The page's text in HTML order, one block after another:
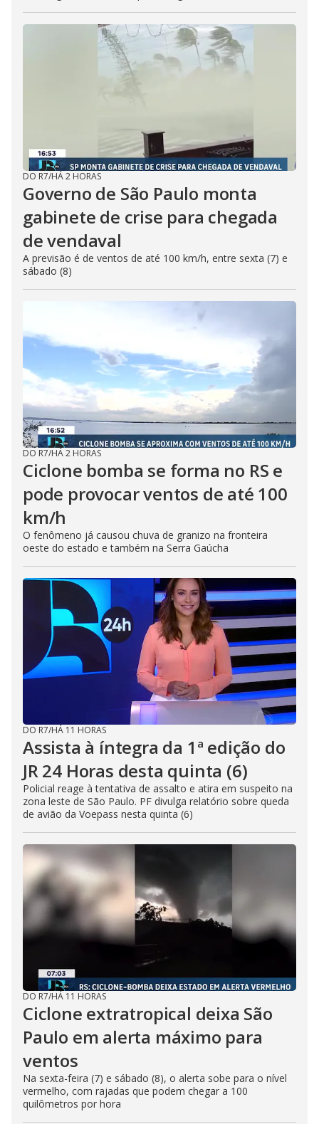
DO R7/HÁ 2 HORAS
Governo de São Paulo monta
gabinete de crise para chegada
de vendaval
A previsão é de ventos de até 100 km/h, entre sexta (7) e
sábado (8)
DO R7/HÁ 2 HORAS
Ciclone bomba se forma no RS e
pode provocar ventos de até 100
km/h
O fenômeno já causou chuva de granizo na fronteira
oeste do estado e também na Serra Gaúcha
DO R7/HÁ 11 HORAS
Assista à íntegra da 1ª edição do
JR 24 Horas desta quinta (6)
Policial reage à tentativa de assalto e atira em suspeito na
zona leste de São Paulo. PF divulga relatório sobre queda
de avião da Voepass nesta quinta (6)
DO R7/HÁ 11 HORAS
Ciclone extratropical deixa São
Paulo em alerta máximo para
ventos
Na sexta-feira (7) e sábado (8), o alerta sobe para o nível
vermelho, com rajadas que podem chegar a 100
quilômetros por hora